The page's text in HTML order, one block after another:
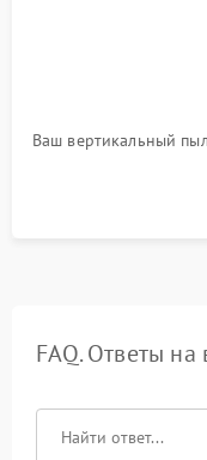
Ваш вертикальный
FAQ. Ответы